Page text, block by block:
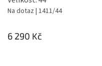
Na dotaz | 1411/44
6 290 Kč